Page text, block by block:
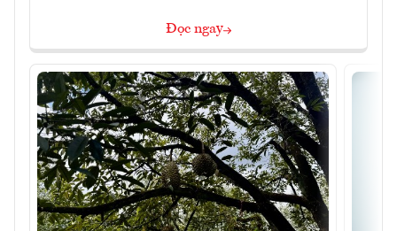
Đọc ngay